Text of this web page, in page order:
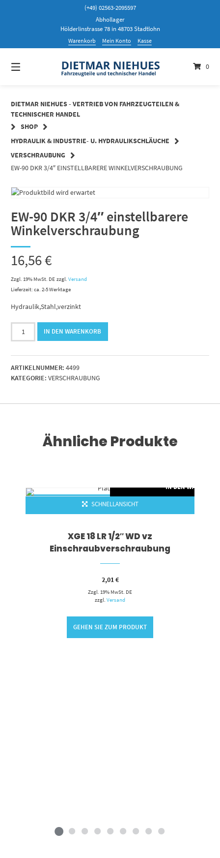
(+49) 02563-2095597
Abhollager
Hölderlinstrasse 78 in 48703 Stadtlohn
Warenkorb Mein Konto Kasse
0
DIETMAR NIEHUES - VERTRIEB VON FAHRZEUGTEILEN &
TECHNISCHER HANDEL
SHOP
HYDRAULIK & INDUSTRIE- U. HYDRAULIKSCHLÄUCHE
VERSCHRAUBUNG
EW-90 DKR 3/4″ EINSTELLBARERE WINKELVERSCHRAUBUNG
EW-90 DKR 3/4″ einstellbarere
Winkelverschraubung
16,56€
Zzgl. 19% MwSt. DE zzgl.Versand
Lieferzeit: ca. 2-5 Werktage
Hydraulik,Stahl,verzinkt
EW-
3/4"
einstellbarere
Winkelverschraubung
IN DEN WARENKORB
ARTIKELNUMMER: 4499
KATEGORIE: VERSCHRAUBUNG
Ähnliche Produkte
IN DEN
SCHNELLANSICHT
XGE 18 LR 1/2″ WD vz
Einschraubverschraubung
2,01€
Zzgl. 19% MwSt. DE
zzgl.Versand
GEHEN SIE ZUM PRODUKT